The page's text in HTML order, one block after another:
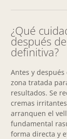
¿Qué
después
definitiva?
Antes y
zona tratada
resultados. Se
cremas
arranquen el
fundamental
forma directa y